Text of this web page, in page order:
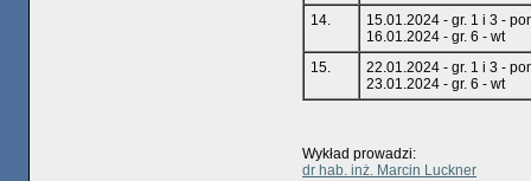
14.
15.01.2024 - gr. 1 i 3 -
16.01.2024 - gr. 6 - wt
15.
22.01.2024 - gr. 1 i 3 -
23.01.2024 - gr. 6 - wt
Wykład prowadzi:
dr hab. inż. Marcin Luckner